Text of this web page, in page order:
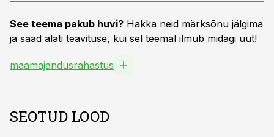
See teema pakub huvi? Hakka neid märksõnu jälgima
ja saad alati teavituse, kui sel teemal ilmub midagi uut!
maamajandusrahastus
SEOTUD LOOD